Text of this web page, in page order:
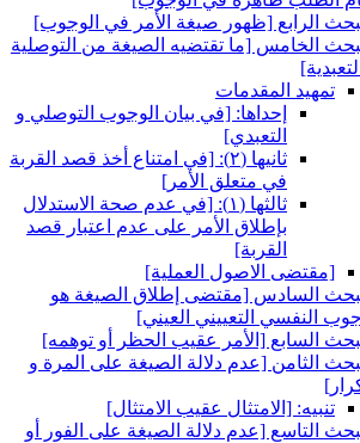
الرابع‏ [ظهور صيغة الأمر في الوجوب‏]
الخامس‏ [ما تقتضيه الصيغة من التوصلية
تمهيد المقدمات
إحداها: [في بيان الوجوب التوصلي و
التعبدي‏]
ثانيها (٢): [في امتناع أخذ قصد القربة
في متعلق الأمر]
ثالثها (١): [في عدم صحة الاستدلال
بإطلاق الأمر على عدم اعتبار قصد
القربة]
[مقتضى الاصول العملية]
السادس‏ [مقتضى إطلاق الصيغة هو
النفسي التعييني العيني‏]
السابع‏ [الأمر عقيب الحظر أو توهمه‏]
الثامن‏ [عدم دلالة الصيغة على المرة و
تنبيه: [الامتثال عقيب الامتثال‏]
التاسع‏ [عدم دلالة الصيغة على الفور أو